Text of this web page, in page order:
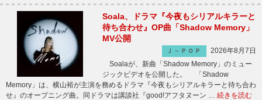
Soala、ドラマ『今夜もシリアルキラーと
待ち合わせ』OP曲「Shadow Memory」
MV公開
Ｊ－ＰＯＰ
2026年8月7日
Soalaが、新曲「Shadow Memory」のミュー
ジックビデオを公開した。 「Shadow
Memory」は、横山裕が主演を務めるドラマ『今夜もシリアルキラーと待ち合わ
せ』のオープニング曲。同ドラマは講談社『good!アフタヌーン … 続きを読む